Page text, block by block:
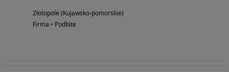
Złotopole (Kujawsko-pomorskie)
Firma • Podbite